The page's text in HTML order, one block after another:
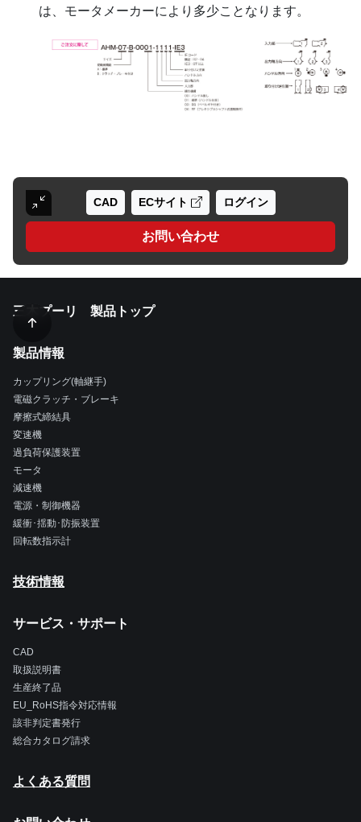
は、モータメーカーにより多少ことなります。
CAD ECサイト ログイン
お問い合わせ
三木プーリ 製品トップ
製品情報
カップリング(軸継手)
電磁クラッチ・ブレーキ
摩擦式締結具
変速機
過負荷保護装置
モータ
減速機
電源・制御機器
緩衝･揺動･防振装置
回転数指示計
技術情報
サービス・サポート
CAD
取扱説明書
生産終了品
EU_RoHS指令対応情報
該非判定書発行
総合カタログ請求
よくある質問